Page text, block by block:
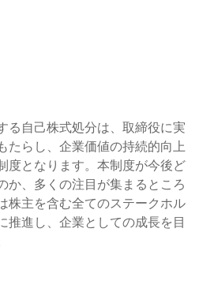
る自己株式処分は、取締役に実
たらし、企業価値の持続的向上
度となります。本制度が今後ど
か、多くの注目が集まるところ
株主を含む全てのステークホル
推進し、企業としての成長を目